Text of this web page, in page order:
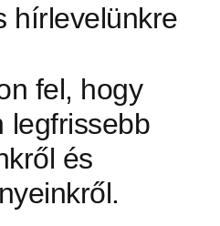
hírlevelünkre
fel, hogy
legfrissebb
és